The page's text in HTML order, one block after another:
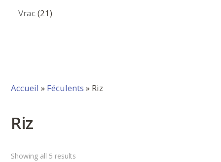
Vrac 2121
Accueil » Féculents » Riz
Riz
Showing all 5 results